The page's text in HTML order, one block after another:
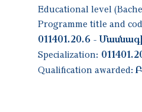
Educational level
Programme title and
011401.20.6 -
Specialization:
Qualification awarded: